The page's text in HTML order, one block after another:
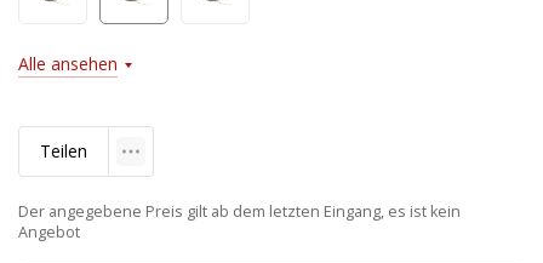
Alle ansehen
Teilen
Der angegebene Preis gilt ab dem letzten Eingang, es ist kein
Angebot